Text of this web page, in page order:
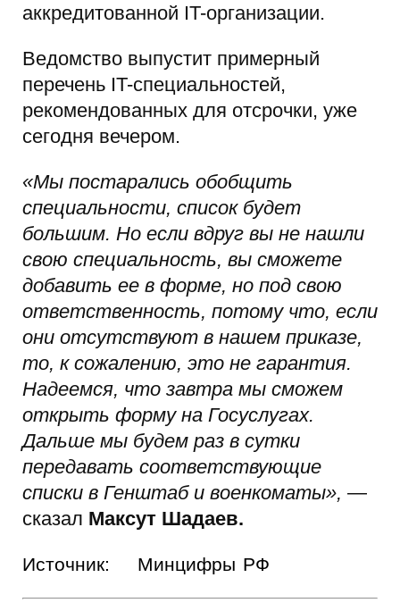
аккредитованной IT-организации.
Ведомство выпустит примерный
перечень IT-специальностей,
рекомендованных для отсрочки, уже
сегодня вечером.
«Мы постарались обобщить
специальности, список будет
большим. Но если вдруг вы не нашли
свою специальность, вы сможете
добавить ее в форме, но под свою
ответственность, потому что, если
они отсутствуют в нашем приказе,
то, к сожалению, это не гарантия.
Надеемся, что завтра мы сможем
открыть форму на Госуслугах.
Дальше мы будем раз в сутки
передавать соответствующие
списки в Генштаб и военкоматы», —
сказал Максут Шадаев.
Источник: Минцифры РФ